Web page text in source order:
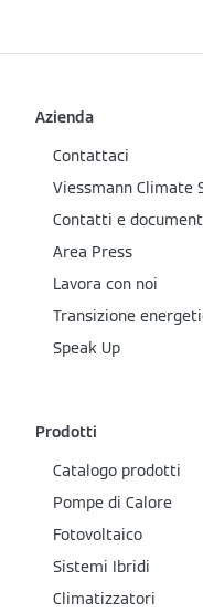
Azienda
Contattaci
Viessmann Climate
Contatti e
Area Press
Lavora con noi
Transizione
Speak Up
Prodotti
Catalogo prodotti
Pompe di Calore
Fotovoltaico
Sistemi Ibridi
Climatizzatori